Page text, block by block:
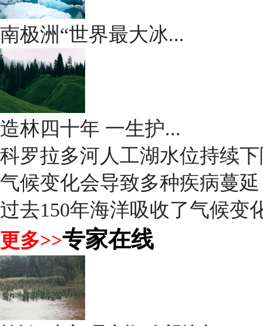
南极洲“世界最大冰...
造林四十年 一生护...
科罗拉多河人工湖水位持续
气候变化会导致多种疾病蔓延
过去150年海洋吸收了气候变
更多>>专家在线